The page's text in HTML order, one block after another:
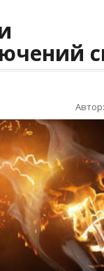
Автор: